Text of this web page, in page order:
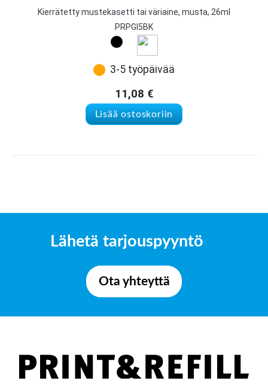
Kierrätetty mustekasetti tai väriaine, musta, 26ml
PRPGI5BK
3-5 työpäivää
11,08 €
Lisää ostoskoriin
Lähetä tarjouspyyntö
Ota yhteyttä